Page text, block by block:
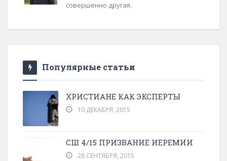
совершенно другая.
Популярные статьи
ХРИСТИАНЕ КАК ЭКСПЕРТЫ
10 ДЕКАБРЯ, 2015
СШ 4/15 ПРИЗВАНИЕ ИЕРЕМИИ
28 СЕНТЯБРЯ, 2015